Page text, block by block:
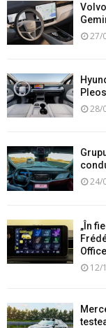
27/
28/
24/
„În
12/